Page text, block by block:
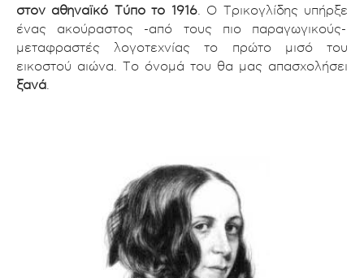
στον αθηναϊκό Τύπο το 1916. Ο Τρικογλίδης υπήρξε
ένας ακούραστος -από τους πιο παραγωγικούς-
μεταφραστές λογοτεχνίας το πρώτο μισό του
εικοστού αιώνα. Το όνομά του θα μας απασχολήσει
ξανά.